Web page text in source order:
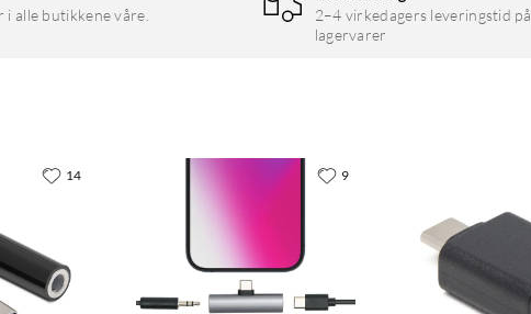
i alle butikkene våre.
2–4 virkedagers leveringstid på
lagervarer
14 9